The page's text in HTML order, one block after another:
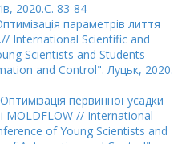
2020.С. 83-84
параметрів лиття
International Scientific and
Scientists and Students
and Control". Луцьк, 2020.
Оптимізація первинної усадки
MOLDFLOW // International
of Young Scientists and